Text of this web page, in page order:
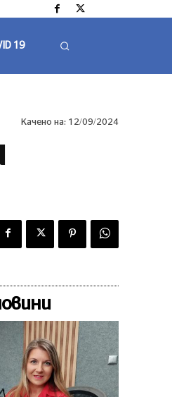
19
Качено на: 12/09/2024